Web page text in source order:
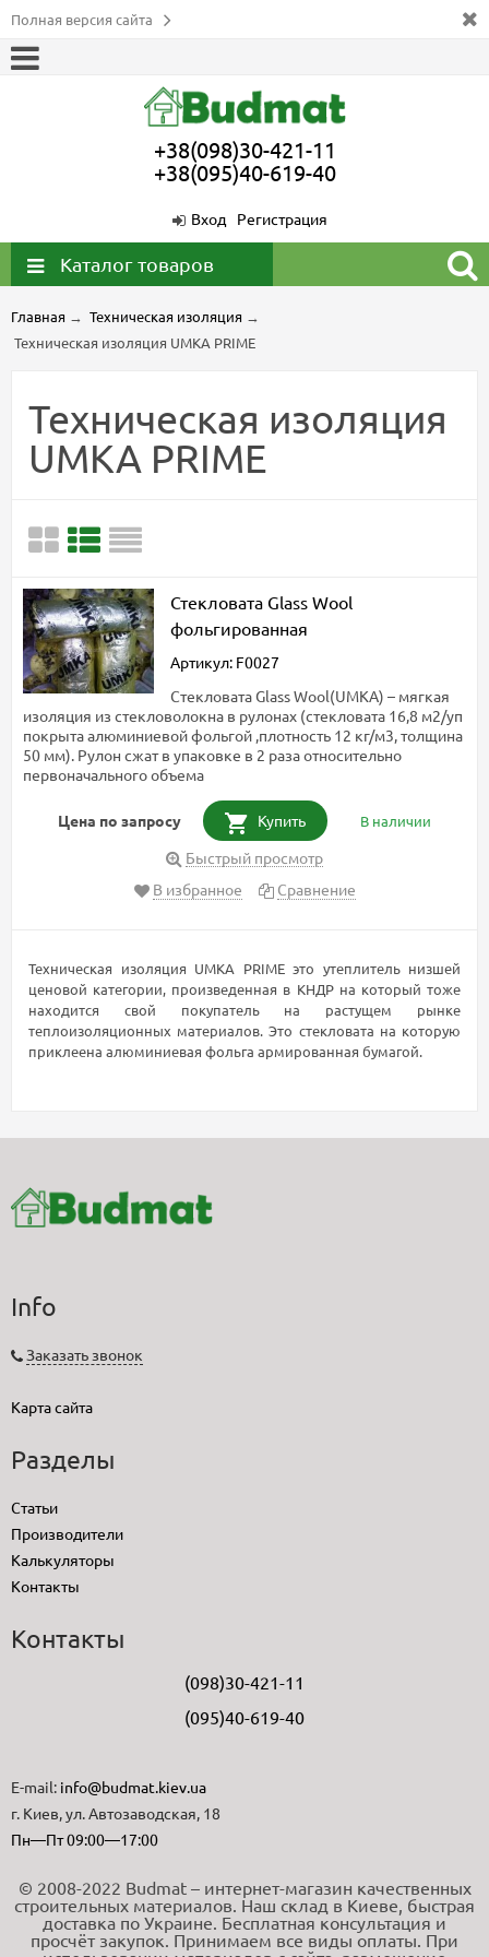
Полная версия сайта
+38(098)30-421-11
+38(095)40-619-40
Вход Регистрация
Каталог товаров
Главная → Техническая изоляция →
Техническая изоляция UMKA PRIME
Техническая изоляция
UMKA PRIME
Стекловата Glass Wool
фольгированная
Артикул: F0027
Стекловата Glass Wool(UMKA) – мягкая
изоляция из стекловолокна в рулонах (стекловата 16,8 м2/уп
покрыта алюминиевой фольгой ,плотность 12 кг/м3, толщина
50 мм). Рулон сжат в упаковке в 2 раза относительно
первоначального объема
Цена по запросу Купить В наличии
Быстрый просмотр
В избранное
Сравнение
Техническая изоляция UMKA PRIME это утеплитель низшей
ценовой категории, произведенная в КНДР на который тоже
находится свой покупатель на растущем рынке
теплоизоляционных материалов. Это стекловата на которую
приклеена алюминиевая фольга армированная бумагой.
Info
Заказать звонок
Карта сайта
Разделы
Статьи
Производители
Калькуляторы
Контакты
Контакты
(098)30-421-11
(095)40-619-40
E-mail: info@budmat.kiev.ua
г. Киев, ул. Автозаводская, 18
Пн—Пт 09:00—17:00
© 2008-2022 Budmat – интернет-магазин качественных
строительных материалов. Наш склад в Киеве, быстрая
доставка по Украине. Бесплатная консультация и
просчёт закупок. Принимаем все виды оплаты. При